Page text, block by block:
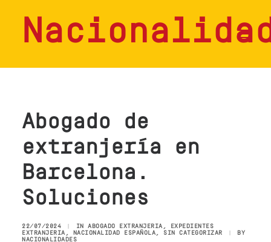
SERVICIOS
CONSULTAS
NOSOTROS
BLOG
Abogado de
extranjería en
Barcelona.
Soluciones
22/07/2024 IN ABOGADO EXTRANJERIA ,
EXPEDIENTES
EXTRANJERIA , NACIONALIDAD ESPAÑOLA, SIN CATEGORIZAR
BY
NACIONALIDADES